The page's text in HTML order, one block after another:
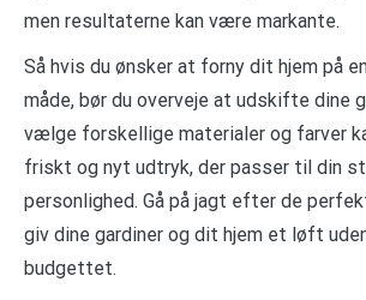
men resultaterne kan være markante.
Så hvis du ønsker at forny dit hjem på
måde, bør du overveje at udskifte dine
vælge forskellige materialer og farver
friskt og nyt udtryk, der passer til din
personlighed. Gå på jagt efter de
giv dine gardiner og dit hjem et løft
budgettet.